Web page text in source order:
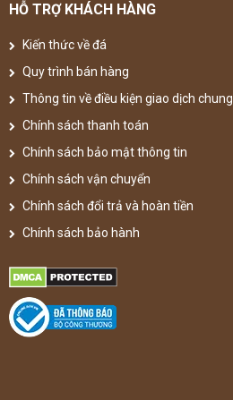
HỖ TRỢ KHÁCH HÀNG
Kiến thức về đá
Quy trình bán hàng
Thông tin về điều kiện giao dịch chung
Chính sách thanh toán
Chính sách bảo mật thông tin
Chính sách vận chuyển
Chính sách đổi trả và hoàn tiền
Chính sách bảo hành